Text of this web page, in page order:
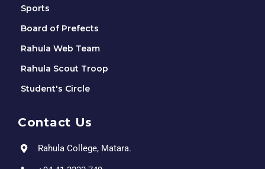
Sports
Board of Prefects
Rahula Web Team
Rahula Scout Troop
Student's Circle
Contact Us
Rahula College, Matara.